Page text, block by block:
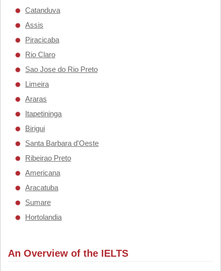
Catanduva
Assis
Piracicaba
Rio Claro
Sao Jose do Rio Preto
Limeira
Araras
Itapetininga
Birigui
Santa Barbara d'Oeste
Ribeirao Preto
Americana
Aracatuba
Sumare
Hortolandia
An Overview of the IELTS